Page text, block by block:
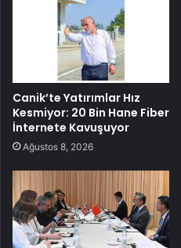
Canik’te Yatırımlar Hız
Kesmiyor: 20 Bin Hane Fiber
İnternete Kavuşuyor
Ağustos 8, 2026